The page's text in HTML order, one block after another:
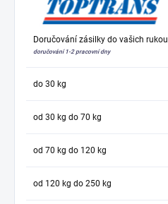
Doručování zásilky do vašich rukou
doručování 1-2 pracovní dny
do 30 kg
od 30 kg do 70 kg
od 70 kg do 120 kg
od 120 kg do 250 kg